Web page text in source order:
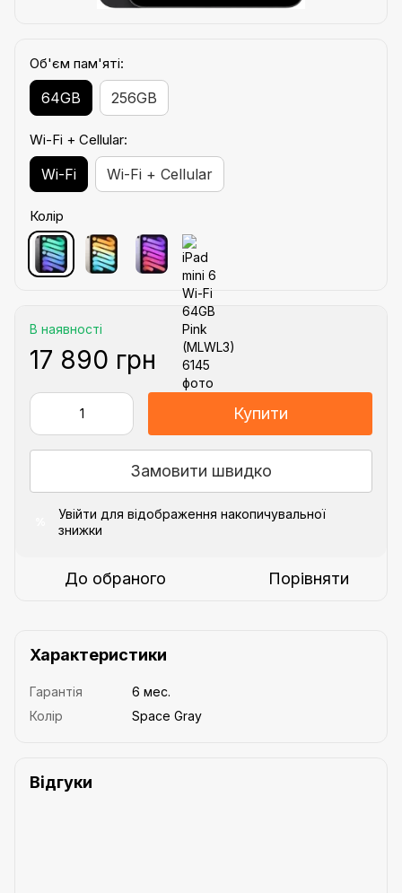
Об'єм пам'яті:
64GB 256GB
Wi-Fi + Cellular:
Wi-Fi Wi-Fi + Cellular
Колір
В наявності
17 890 грн
Купити
Замовити швидко
Увійти для відображення накопичувальної
знижки
До обраного Порівняти
Характеристики
Гарантія
6 мес.
Колір
Space Gray
Відгуки